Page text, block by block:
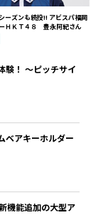
ーズンも続投!! アビスパ福岡
ＨＫＴ４８ 豊永阿紀さん
験！ ～ピッチサイ
ベアキーホルダー
機能追加の大型ア